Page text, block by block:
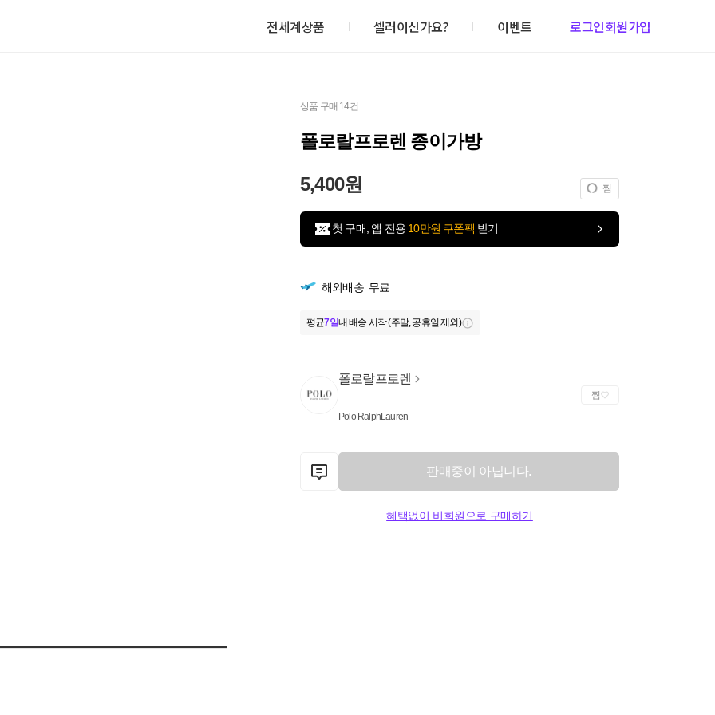
전세계상품 셀러이신가요? 이벤트 로그인회원가입
상품 구매 14건
폴로랄프로렌 종이가방
5,400원 찜
첫 구매, 앱 전용 10만원 쿠폰팩 받기
해외배송 무료
평균7일내 배송 시작 (주말, 공휴일 제외)
폴로랄프로렌
Polo RalphLauren
찜
판매중이 아닙니다.
혜택없이 비회원으로 구매하기